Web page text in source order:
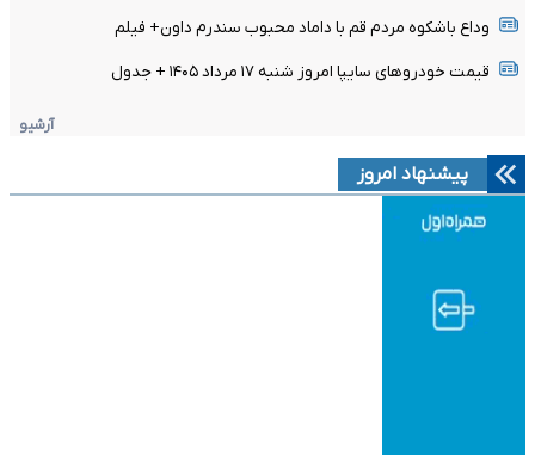
وداع باشکوه مردم قم با داماد محبوب سندرم داون+ فیلم
قیمت خودرو‌های سایپا امروز شنبه ۱۷ مرداد ۱۴۰۵ + جدول
آرشیو
پیشنهاد امروز